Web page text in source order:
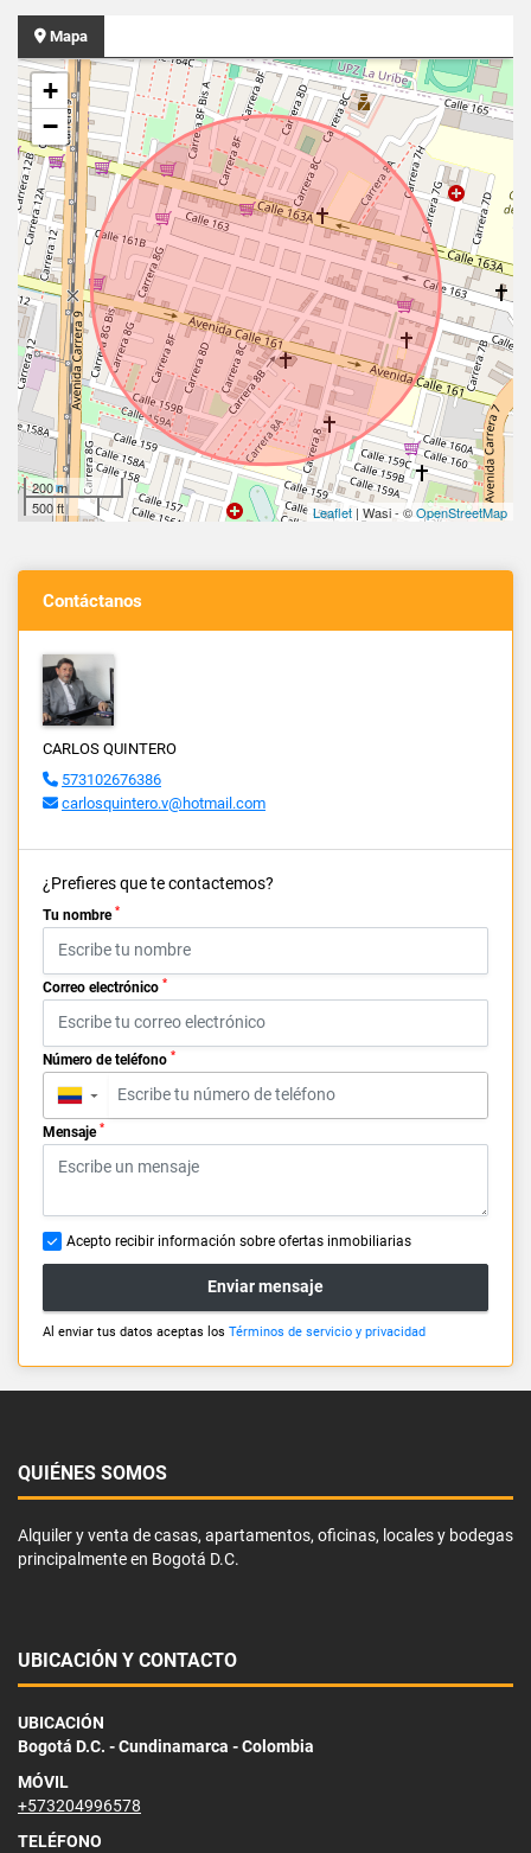
Mapa
+
−
200 m
500 ft
Leaflet | Wasi - ©OpenStreetMap
Contáctanos
CARLOS QUINTERO
573102676386
carlosquintero.v@hotmail.com
¿Prefieres que te contactemos?
Tu nombre *
Correo electrónico *
Número de teléfono *
▼
Mensaje *
Acepto recibir información sobre ofertas inmobiliarias
Enviar mensaje
Al enviar tus datos aceptas los Términos de servicio y privacidad
QUIÉNES SOMOS
Alquiler y venta de casas, apartamentos, oficinas, locales y bodegas
principalmente en Bogotá D.C.
UBICACIÓN Y CONTACTO
UBICACIÓN
Bogotá D.C. - Cundinamarca - Colombia
MÓVIL
+573204996578
TELÉFONO